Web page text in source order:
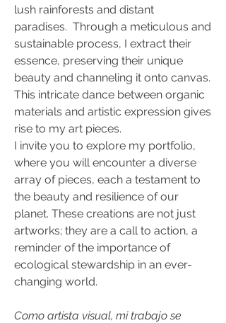
lush rainforests and distant
paradises. Through a meticulous and
sustainable process, I extract their
essence, preserving their unique
beauty and channeling it onto canvas.
This intricate dance between organic
materials and artistic expression gives
rise to my art pieces.
I invite you to explore my portfolio,
where you will encounter a diverse
array of pieces, each a testament to
the beauty and resilience of our
planet. These creations are not just
artworks; they are a call to action, a
reminder of the importance of
ecological stewardship in an ever-
changing world.
Como artista visual, mi trabajo se